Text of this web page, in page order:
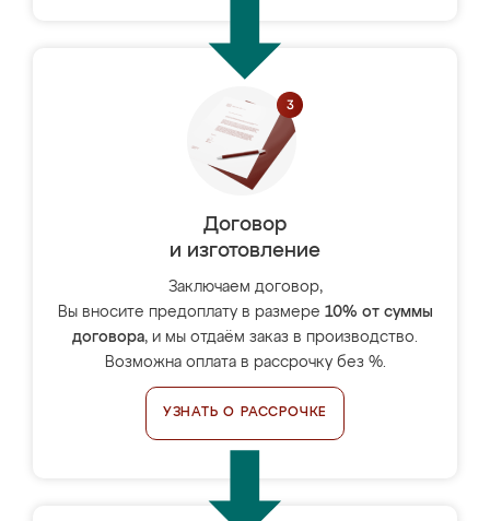
Договор
и изготовление
Заключаем договор,
Вы вносите предоплату в размере 10% от суммы
договора, и мы отдаём заказ в производство.
Возможна оплата в рассрочку без %.
УЗНАТЬ О РАССРОЧКЕ